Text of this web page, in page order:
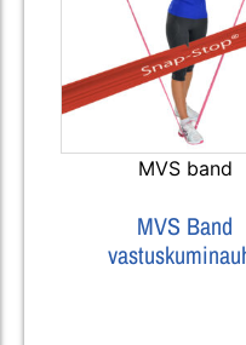
MVS band
MVS Band